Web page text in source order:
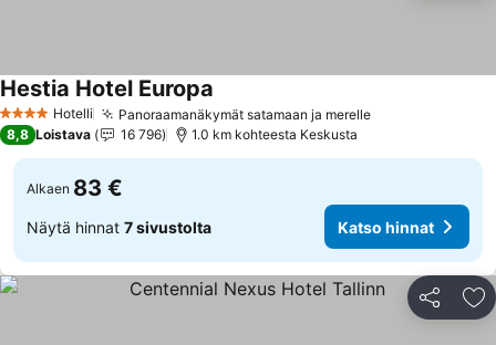
4 Tähtiluokitus
Hotelli Panoraamanäkymät satamaan ja merelleKatso hinnat
Hestia Hotel Europa
8,8 Loistava 16 796 1.0 km kohteesta Keskusta
Alkaen 83 €
Näytä hinnat 7 sivustolta Katso hinnat
Jaa